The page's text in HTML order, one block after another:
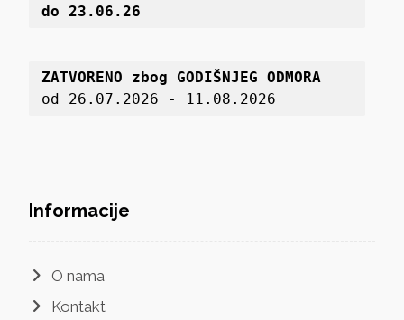
do 23.06.26
ZATVORENO zbog GODIŠNJEG ODMORA
od 26.07.2026 - 11.08.2026
Informacije
O nama
Kontakt